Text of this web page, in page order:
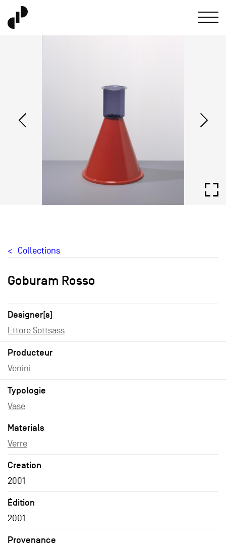
Collections
Goburam Rosso
Designer[s]
Ettore Sottsass
Producteur
Venini
Typologie
Vase
Materials
Verre
Creation
2001
Édition
2001
Provenance